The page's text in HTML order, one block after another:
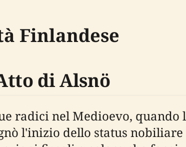
Finlandese
di Alsnö
radici nel Medioevo,
l'inizio dello status